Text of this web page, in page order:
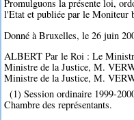
Promulguons la présente loi,
l'Etat et publiée par le Moniteur
Donné à Bruxelles, le 26 juin
ALBERT Par le Roi : Le
Ministre de la Justice, M.
Ministre de la Justice, M.
(1) Session ordinaire 1999-
Chambre des représentants.